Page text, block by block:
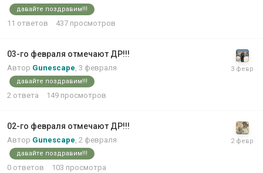
давайте поздравим!!!
11 ответов 437 просмотров
03-го февраля отмечают ДР!!!
Автор Gunescape, 3 февраля
давайте поздравим!!!
2 ответа 149 просмотров
02-го февраля отмечают ДР!!!
Автор Gunescape, 2 февраля
давайте поздравим!!!
0 ответов 103 просмотра